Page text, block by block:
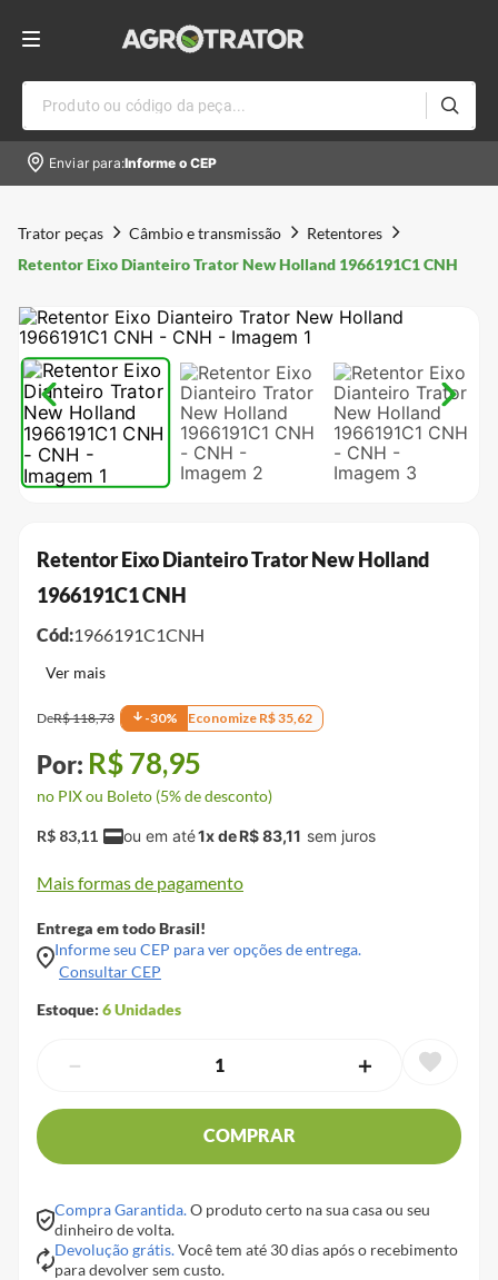
Produto ou código da peça...
Enviar para:Informe o CEP
Trator peças Câmbio e transmissão
Retentores
Retentor Eixo Dianteiro Trator New Holland 1966191C1 CNH
Retentor Eixo Dianteiro Trator New Holland
1966191C1 CNH
Cód:1966191C1CNH
DeR$118,73 -30% Economize R$35,62
R$78,95
no PIX ou Boleto (5% de desconto)
R$ 83,11 1x deR$83,11
Mais formas de pagamento
Entrega em todo Brasil!
Informe seu CEP para ver opções de entrega.
Consultar CEP
Estoque: 6Unidades
＋
－
COMPRAR
Compra Garantida.O produto certo na sua casa ou seu
dinheiro de volta.
Devolução grátis.Você tem até 30 dias após o recebimento
para devolver sem custo.